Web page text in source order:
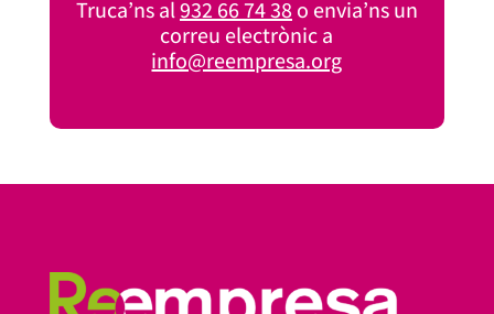
Truca’ns al932 66 74 38o envia’ns un
correu electrònic a
info@reempresa.org